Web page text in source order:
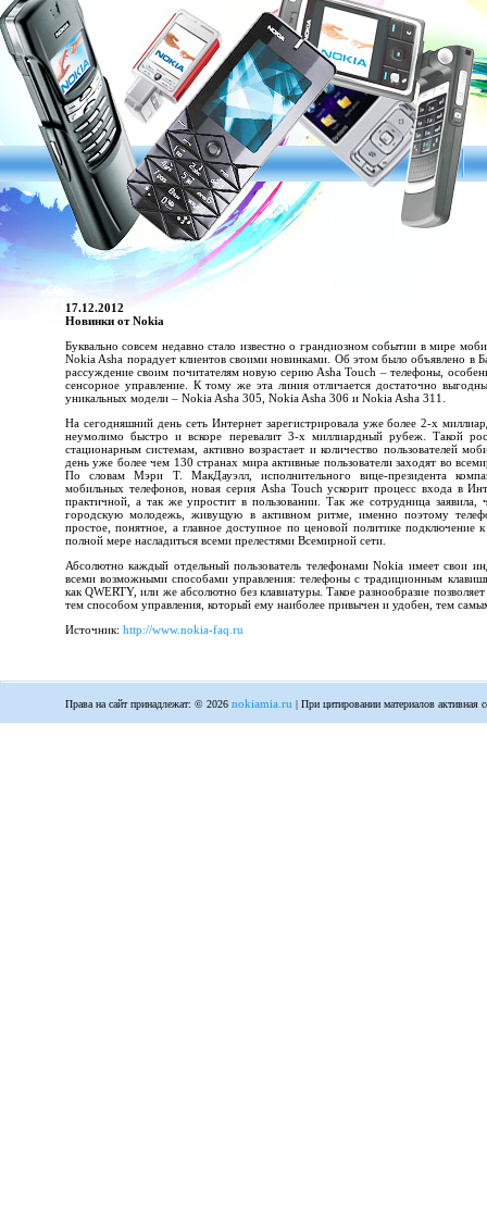
17.12.2012
Новинки от Nokia
Буквально совсем недавно стало известно о грандиозном событии в мире
Nokia Asha порадует клиентов своими новинками. Об этом было объявлено в
рассуждение своим почитателям новую серию Asha Touch – телефоны,
сенсорное управление. К тому же эта линия отличается достаточно
уникальных модели – Nokia Asha 305, Nokia Asha 306 и Nokia Asha 311.
На сегодняшний день сеть Интернет зарегистрировала уже более 2-х
неумолимо быстро и вскоре перевалит 3-х миллиардный рубеж. Такой
стационарным системам, активно возрастает и количество пользователей
день уже более чем 130 странах мира активные пользователи заходят во
По словам Мэри Т. МакДауэлл, исполнительного вице-президента
мобильных телефонов, новая серия Asha Touch ускорит процесс входа в
практичной, а так же упростит в пользовании. Так же сотрудница заявила,
городскую молодежь, живущую в активном ритме, именно поэтому
простое, понятное, а главное доступное по ценовой политике подключение
полной мере насладиться всеми прелестями Всемирной сети.
Абсолютно каждый отдельный пользователь телефонами Nokia имеет свои
всеми возможными способами управления: телефоны с традиционным
как QWERTY, или же абсолютно без клавиатуры. Такое разнообразие
тем способом управления, который ему наиболее привычен и удобен, тем
Источник: http://www.nokia-faq.ru
Права на сайт принадлежат: © 2026 nokiamia.ru | При цитировании материалов активная